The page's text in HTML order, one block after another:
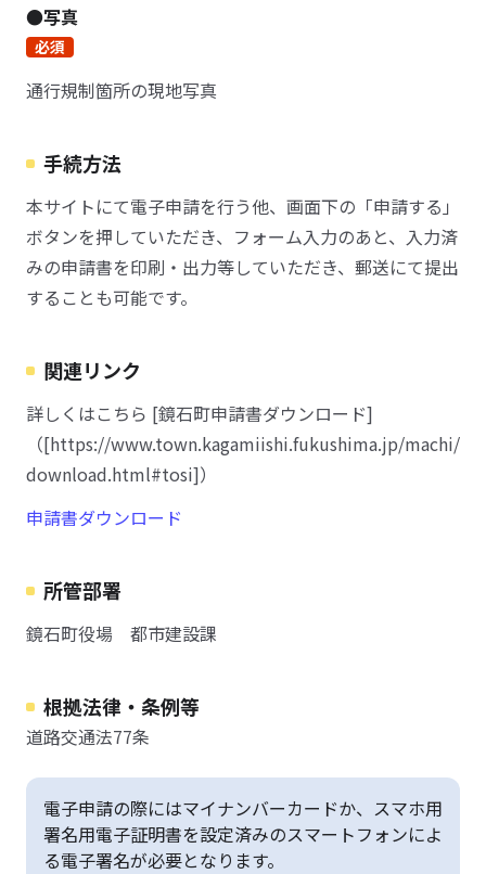
●写真
必須
通行規制箇所の現地写真
手続方法
本サイトにて電子申請を行う他、画面下の「申請する」
ボタンを押していただき、フォーム入力のあと、入力済
みの申請書を印刷・出力等していただき、郵送にて提出
することも可能です。
関連リンク
詳しくはこちら [鏡石町申請書ダウンロード]
（[https://www.town.kagamiishi.fukushima.jp/machi/
download.html#tosi]）
申請書ダウンロード
所管部署
鏡石町役場 都市建設課
根拠法律・条例等
道路交通法77条
電子申請の際にはマイナンバーカードか、スマホ用
署名用電子証明書を設定済みのスマートフォンによ
る電子署名が必要となります。